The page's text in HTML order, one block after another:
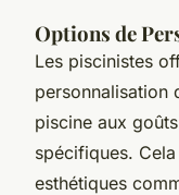
Options de
Les piscinistes
personnalisation
piscine aux
spécifiques.
esthétiques